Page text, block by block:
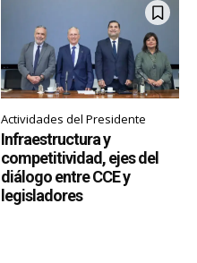
Actividades del Presidente
Infraestructura y
competitividad, ejes del
diálogo entre CCE y
legisladores